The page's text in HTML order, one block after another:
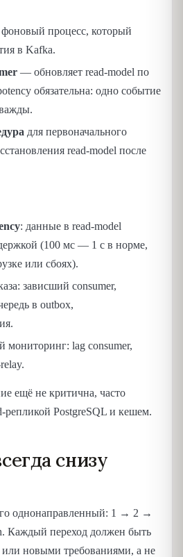
процесс, который
в Kafka.
— обновляет read-model по
обязательна: одно событие
для первоначального
read-model после
: данные в read-model
(100 мс — 1 с в норме,
или сбоях).
зависший consumer,
в outbox,
мониторинг: lag consumer,
ещё не критична, часто
репликой PostgreSQL и кешем.
снизу
однонаправленный: 1 → 2 →
Каждый переход должен быть
новыми требованиями, а не